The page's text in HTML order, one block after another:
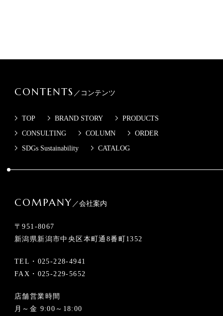
CONTENTS ／コンテンツ
TOP BRAND STORY
PRODUCTS
CONSULTING
COLUMN
ORDER
SDGs Sustainability
CATALOG
COMPANY ／会社案内
〒951-8067
新潟県新潟市中央区本町通8番町1352
TEL・ 025-228-4941
FAX・025-229-5652
店舗営業時間
月～金 9:00～18:00